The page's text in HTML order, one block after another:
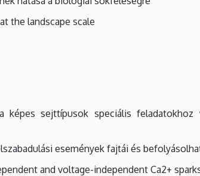
the landscape scale
képes sejttípusok speciális feladatokhoz
események fajtái és
and voltage-independent Ca2+